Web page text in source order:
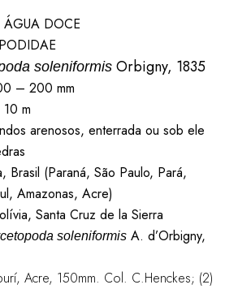
ÁGUA DOCE
soleniformisOrbigny, 1835
– 200 mm
m
arenosos, enterrada ou sob ele
Brasil (Paraná, São Paulo, Pará,
Amazonas, Acre)
Santa Cruz de la Sierra
soleniformisA. d’Orbigny,
Acre, 150mm. Col. C.Henckes; (2)